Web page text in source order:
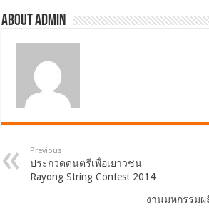
About admin
Previous
ประกวดดนตรีเพื่อเยาวชน
Rayong String Contest 2014
งานมหกรรม